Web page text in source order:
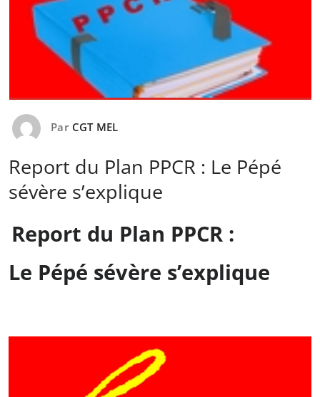
Par CGT MEL
Report du Plan PPCR : Le Pépé
sévère s’explique
Report du Plan PPCR :
Le Pépé sévère s’explique